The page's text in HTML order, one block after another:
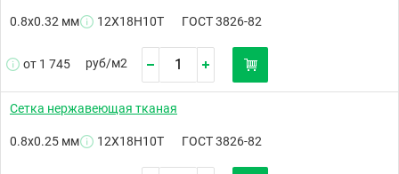
0.8х0.32 мм 12Х18Н10Т ГОСТ 3826-82
от 1 745 руб/м2
Сетка нержавеющая тканая
0.8х0.25 мм 12Х18Н10Т ГОСТ 3826-82